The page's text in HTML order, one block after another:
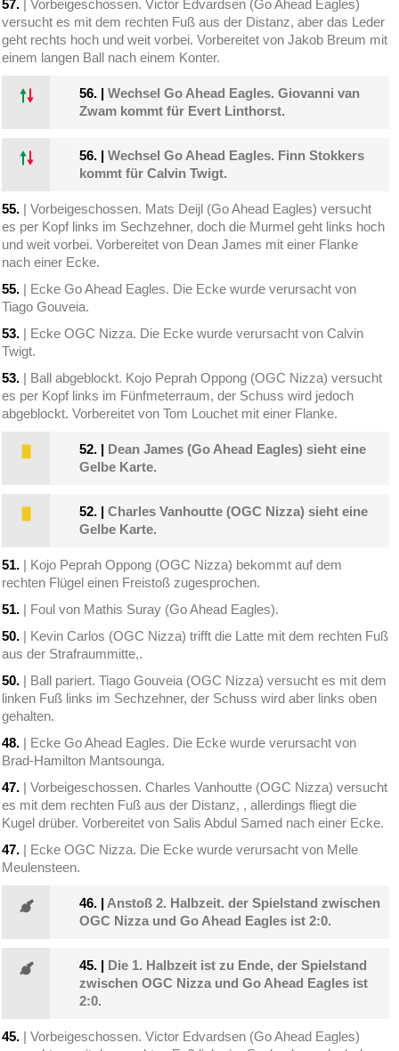
57. | Vorbeigeschossen. Victor Edvardsen (Go Ahead Eagles)
versucht es mit dem rechten Fuß aus der Distanz, aber das Leder
geht rechts hoch und weit vorbei. Vorbereitet von Jakob Breum mit
einem langen Ball nach einem Konter.
56. |Wechsel Go Ahead Eagles. Giovanni van
Zwam kommt für Evert Linthorst.
56. |Wechsel Go Ahead Eagles. Finn Stokkers
kommt für Calvin Twigt.
55. | Vorbeigeschossen. Mats Deijl (Go Ahead Eagles) versucht
es per Kopf links im Sechzehner, doch die Murmel geht links hoch
und weit vorbei. Vorbereitet von Dean James mit einer Flanke
nach einer Ecke.
55. | Ecke Go Ahead Eagles. Die Ecke wurde verursacht von
Tiago Gouveia.
53. | Ecke OGC Nizza. Die Ecke wurde verursacht von Calvin
Twigt.
53. | Ball abgeblockt. Kojo Peprah Oppong (OGC Nizza) versucht
es per Kopf links im Fünfmeterraum, der Schuss wird jedoch
abgeblockt. Vorbereitet von Tom Louchet mit einer Flanke.
52. | Dean James (Go Ahead Eagles) sieht eine
Gelbe Karte.
52. |Charles Vanhoutte (OGC Nizza) sieht eine
Gelbe Karte.
51. | Kojo Peprah Oppong (OGC Nizza) bekommt auf dem
rechten Flügel einen Freistoß zugesprochen.
51. | Foul von Mathis Suray (Go Ahead Eagles).
50. | Kevin Carlos (OGC Nizza) trifft die Latte mit dem rechten Fuß
aus der Strafraummitte,.
50. | Ball pariert. Tiago Gouveia (OGC Nizza) versucht es mit dem
linken Fuß links im Sechzehner, der Schuss wird aber links oben
gehalten.
48. | Ecke Go Ahead Eagles. Die Ecke wurde verursacht von
Brad-Hamilton Mantsounga.
47. | Vorbeigeschossen. Charles Vanhoutte (OGC Nizza) versucht
es mit dem rechten Fuß aus der Distanz, , allerdings fliegt die
Kugel drüber. Vorbereitet von Salis Abdul Samed nach einer Ecke.
47. | Ecke OGC Nizza. Die Ecke wurde verursacht von Melle
Meulensteen.
46. | Anstoß 2. Halbzeit. der Spielstand zwischen
OGC Nizza und Go Ahead Eagles ist 2:0.
45. | Die 1. Halbzeit ist zu Ende, der Spielstand
zwischen OGC Nizza und Go Ahead Eagles ist
2:0.
45. | Vorbeigeschossen. Victor Edvardsen (Go Ahead Eagles)